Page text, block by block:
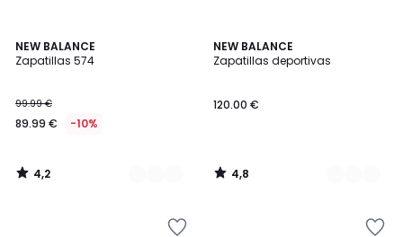
NEW BALANCE
Zapatillas 574
99.99 €
89.99 € -10%
4,2
/ 5
2
Colores
4,2
/
NEW BALANCE
Zapatillas deportivas
120.00 €
4,8
/ 5
3
Colores
4,8
/